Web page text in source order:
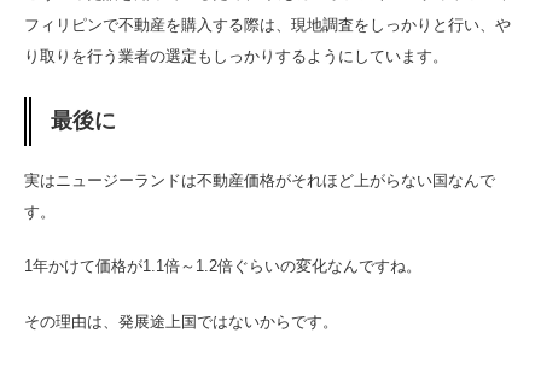
フィリピンで不動産を購入する際は、現地調査をしっかりと行い、や
り取りを行う業者の選定もしっかりするようにしています。
最後に
実はニュージーランドは不動産価格がそれほど上がらない国なんで
す。
1年かけて価格が1.1倍～1.2倍ぐらいの変化なんですね。
その理由は、発展途上国ではないからです。